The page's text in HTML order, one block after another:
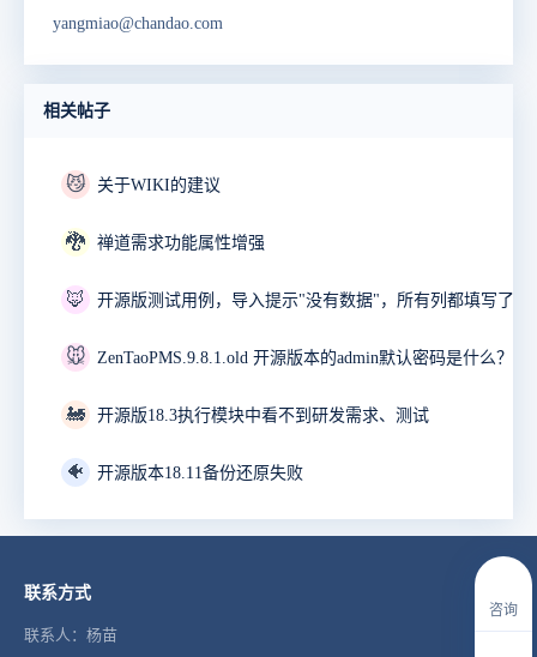
yangmiao@chandao.com
相关帖子
😼 关于WIKI的建议
🐉 禅道需求功能属性增强
🦊 开源版测试用例，导入提示"没有数据"，所有列都填写了。
🐭 ZenTaoPMS.9.8.1.old 开源版本的admin默认密码是什么？
🚂 开源版18.3执行模块中看不到研发需求、测试
🐠 开源版本18.11备份还原失败
联系方式
联系人：杨苗
咨询